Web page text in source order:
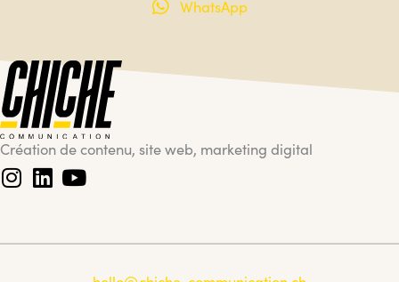
WhatsApp
Création de contenu, site web, marketing digital